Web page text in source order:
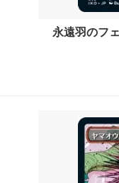
永遠羽のフ